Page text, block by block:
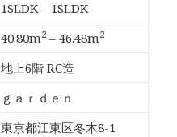
1SLDK – 1SLDK
40.80m2 – 46.48m2
地上6階 RC造
ｇａｒｄｅｎ
東京都江東区冬木8-1